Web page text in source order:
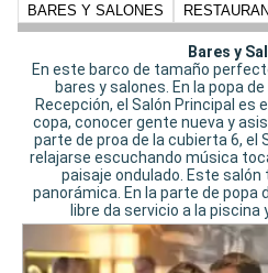
BARES Y SALONES
Bares y
En este barco de tamaño
bares y salones. En la popa
Recepción, el Salón Principal es
copa, conocer gente nueva y
parte de proa de la cubierta 6, el
relajarse escuchando música
paisaje ondulado. Este
panorámica. En la parte de popa
libre da servicio a la piscina